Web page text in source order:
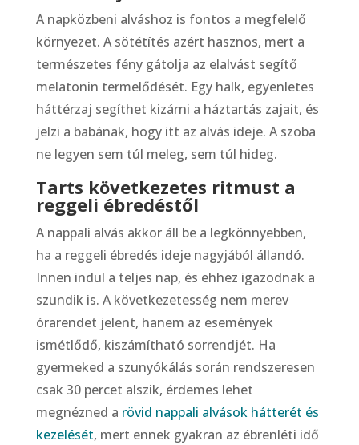
A napközbeni alváshoz is fontos a megfelelő
környezet. A sötétítés azért hasznos, mert a
természetes fény gátolja az elalvást segítő
melatonin termelődését. Egy halk, egyenletes
háttérzaj segíthet kizárni a háztartás zajait, és
jelzi a babának, hogy itt az alvás ideje. A szoba
ne legyen sem túl meleg, sem túl hideg.
Tarts következetes ritmust a
reggeli ébredéstől
A nappali alvás akkor áll be a legkönnyebben,
ha a reggeli ébredés ideje nagyjából állandó.
Innen indul a teljes nap, és ehhez igazodnak a
szundik is. A következetesség nem merev
órarendet jelent, hanem az események
ismétlődő, kiszámítható sorrendjét. Ha
gyermeked a szunyókálás során rendszeresen
csak 30 percet alszik, érdemes lehet
megnézned a rövid nappali alvások hátterét és
kezelését, mert ennek gyakran az ébrenléti idő